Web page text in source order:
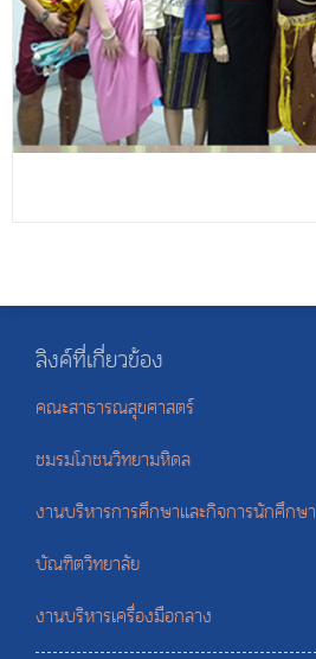
ลิงค์ที่เกี่ยวข้อง
คณะสาธารณสุขศาสตร์
ชมรมโภชนวิทยามหิดล
งานบริหารการศึกษาและกิจการนักศึกษา
บัณฑิตวิทยาลัย
งานบริหารเครื่องมือกลาง